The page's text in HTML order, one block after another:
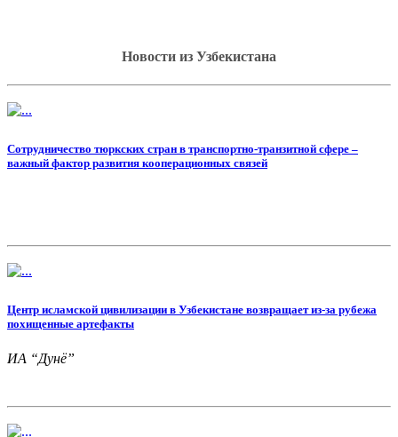
Новости из Узбекистана
Сотрудничество тюркских стран в транспортно-транзитной сфере –
важный фактор развития кооперационных связей
Центр исламской цивилизации в Узбекистане возвращает из-за рубежа
похищенные артефакты
ИА “Дунё”